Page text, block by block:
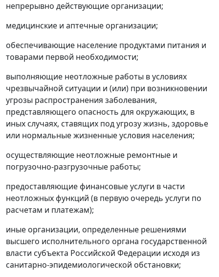
непрерывно действующие организации;
медицинские и аптечные организации;
обеспечивающие население продуктами питания и
товарами первой необходимости;
выполняющие неотложные работы в условиях
чрезвычайной ситуации и (или) при возникновении
угрозы распространения заболевания,
представляющего опасность для окружающих, в
иных случаях, ставящих под угрозу жизнь, здоровье
или нормальные жизненные условия населения;
осуществляющие неотложные ремонтные и
погрузочно-разгрузочные работы;
предоставляющие финансовые услуги в части
неотложных функций (в первую очередь услуги по
расчетам и платежам);
иные организации, определенные решениями
высшего исполнительного органа государственной
власти субъекта Российской Федерации исходя из
санитарно-эпидемиологической обстановки;